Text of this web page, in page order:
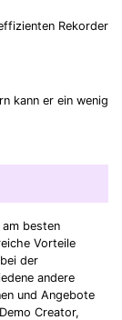
Rekorder
kann er ein wenig
besten
Vorteile
der
andere
und Angebote
Creator,